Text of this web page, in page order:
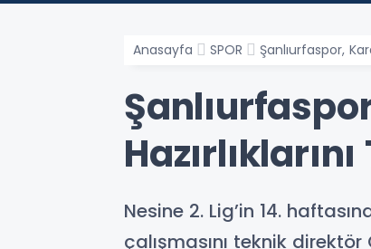
Anasayfa SPOR Şanlıurfaspor,
Nesine 2. Lig’in 14.
çalışmasını teknik